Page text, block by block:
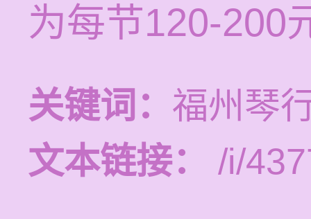
为每节120-200
关键词： 福州琴
文本链接：
/i/